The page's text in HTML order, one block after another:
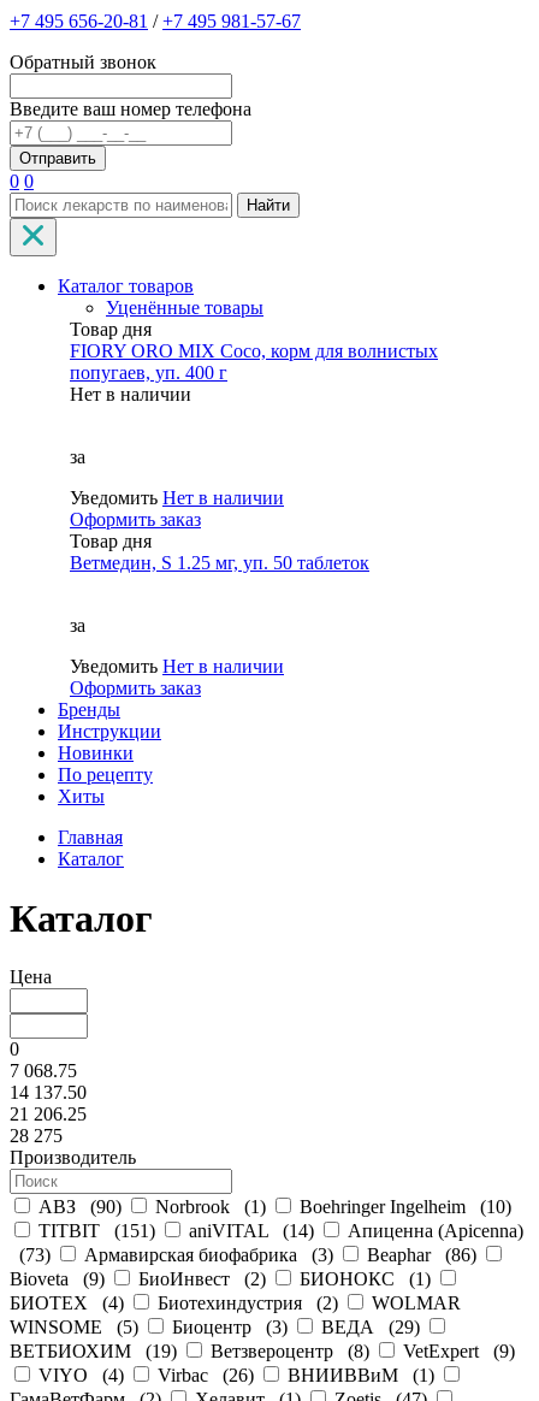
+7 495 656-20-81 /+7 495 981-57-67
Обратный звонок
Введите ваш номер телефона
0 0
Найти
Каталог товаров
Уценённые товары
Товар дня
FIORY ORO MIX Coco, корм для волнистых
попугаев, уп. 400 г
Нет в наличии
за
Уведомить Нет в наличии
Оформить заказ
Товар дня
Ветмедин, S 1.25 мг, уп. 50 таблеток
за
Уведомить Нет в наличии
Оформить заказ
Бренды
Инструкции
Новинки
По рецепту
Хиты
Главная
Каталог
Каталог
Цена
0
7 068.75
14 137.50
21 206.25
28 275
Производитель
АВЗ (90) Norbrook (1) Boehringer Ingelheim (10)
TITBIT (151) aniVITAL (14)
Апиценна (Apicenna)
(73) Армавирская биофабрика (3) Beaphar(86)
Bioveta (9) БиоИнвест (2) БИОНОКС (1)
БИОТЕХ (4) Биотехиндустрия (2)
WOLMAR
WINSOME (5) Биоцентр (3) ВЕДА (29)
ВЕТБИОХИМ (19) Ветзвероцентр (8) VetExpert (9)
VIYO (4) Virbac (26) ВНИИВВиМ (1)